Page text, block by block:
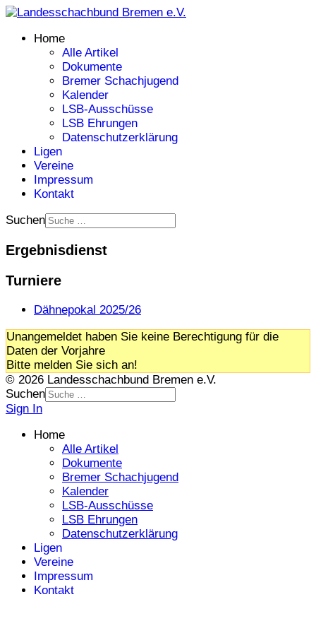
Home
Alle Artikel
Dokumente
Bremer Schachjugend
Kalender
LSB-Ausschüsse
LSB Ehrungen
Datenschutzerklärung
Ligen
Vereine
Impressum
Kontakt
Suchen
Ergebnisdienst
Turniere
Dähnepokal 2025/26
Unangemeldet haben Sie keine Berechtigung für die
Daten der Vorjahre
Bitte melden Sie sich an!
© 2026 Landesschachbund Bremen e.V.
Suchen
Sign In
Home
Alle Artikel
Dokumente
Bremer Schachjugend
Kalender
LSB-Ausschüsse
LSB Ehrungen
Datenschutzerklärung
Ligen
Vereine
Impressum
Kontakt